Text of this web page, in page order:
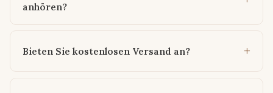
anhören?
Bieten Sie kostenlosen Versand an?